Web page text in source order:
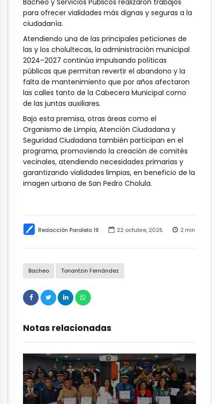
Redacción Paralelo 19 22 octubre, 2025 2 min
Bacheo Tonantzin Fernández
Notas relacionadas
Bacheo y Servicios Públicos realizaron trabajos
para ofrecer vialidades más dignas y seguras a la
ciudadanía.
Atendiendo una de las principales peticiones de
las y los cholultecas, la administración municipal
2024–2027 continúa impulsando políticas
públicas que permitan revertir el abandono y la
falta de mantenimiento que por años afectaron
las calles tanto de la Cabecera Municipal como
de las juntas auxiliares.
Bajo esta premisa, otras áreas como el
Organismo de Limpia, Atención Ciudadana y
Seguridad Ciudadana también participan en el
programa, promoviendo la creación de comités
vecinales, atendiendo necesidades primarias y
garantizando vialidades limpias, en beneficio de la
imagen urbana de San Pedro Cholula.